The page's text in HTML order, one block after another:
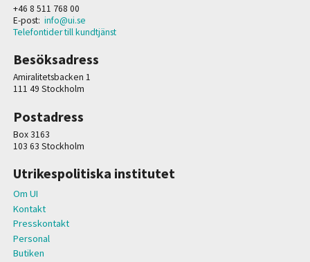
+46 8 511 768 00
E-post: info@ui.se
Telefontider till kundtjänst
Besöksadress
Amiralitetsbacken 1
111 49 Stockholm
Postadress
Box 3163
103 63 Stockholm
Utrikespolitiska institutet
Om UI
Kontakt
Presskontakt
Personal
Butiken